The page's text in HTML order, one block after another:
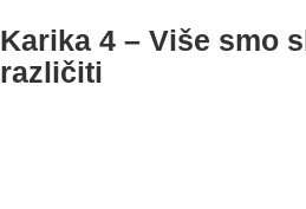
Karika 4 – Više smo
različiti